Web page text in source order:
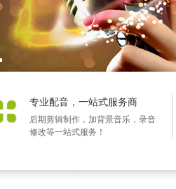
专业配音，一站式服务商
后期剪辑制作，加背景音乐，录音
修改等一站式服务！